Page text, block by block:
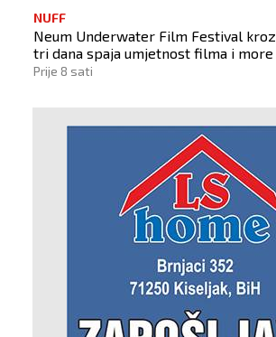
NUFF
Neum Underwater Film Festival kroz
tri dana spaja umjetnost filma i more
Prije 8 sati